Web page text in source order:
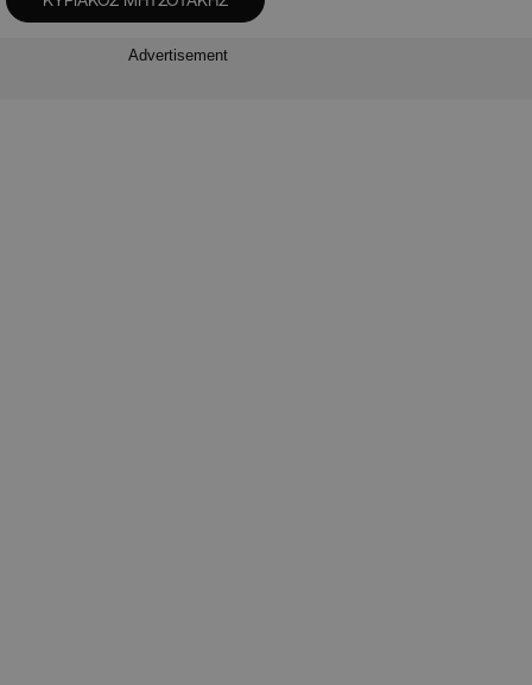
Advertisement